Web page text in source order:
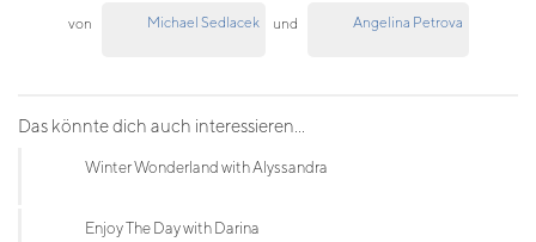
von Michael Sedlacek und Angelina Petrova
Das könnte dich auch interessieren...
Winter Wonderland with Alyssandra
Enjoy The Day with Darina